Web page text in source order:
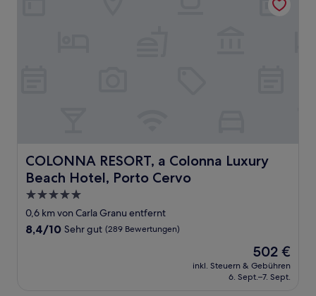
COLONNA RESORT, a Colonna Luxury
Beach Hotel, Porto Cervo
COLONNA RESORT, a Colonna Luxury Beach Hotel,
5.0-
Sterne-
Unterkunft
0,6 km von Carla Granu entfernt
8.4
8,4/10 Sehr gut (289 Bewertungen)
Der
Preis
beträgt
502 €
inkl. Steuern & Gebühren
6. Sept.–7. Sept.